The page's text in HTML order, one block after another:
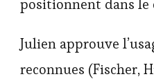
positionnent dans le
Julien approuve
reconnues (Fischer,